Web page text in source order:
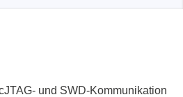
und SWD-Kommunikation